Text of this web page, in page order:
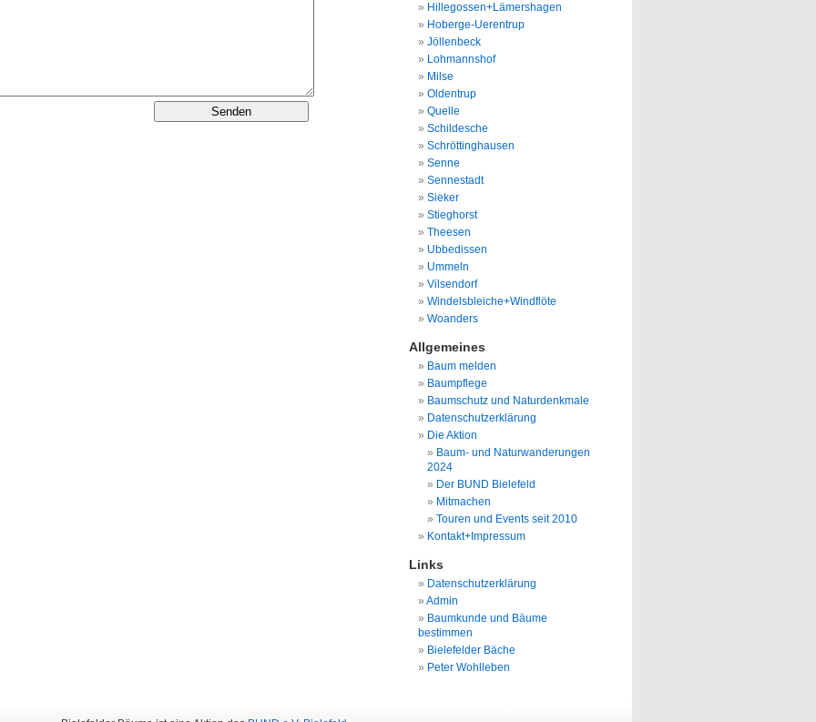
Hillegossen+Lämershagen
Hoberge-Uerentrup
Jöllenbeck
Lohmannshof
Milse
Oldentrup
Quelle
Schildesche
Schröttinghausen
Senne
Sennestadt
Sieker
Stieghorst
Theesen
Ubbedissen
Ummeln
Vilsendorf
Windelsbleiche+Windflöte
Woanders
Allgemeines
Baum melden
Baumpflege
Baumschutz und Naturdenkmale
Datenschutzerklärung
Die Aktion
Baum- und Naturwanderungen
2024
Der BUND Bielefeld
Mitmachen
Touren und Events seit 2010
Kontakt+Impressum
Links
Datenschutzerklärung
Admin
Baumkunde und Bäume
bestimmen
Bielefelder Bäche
Peter Wohlleben